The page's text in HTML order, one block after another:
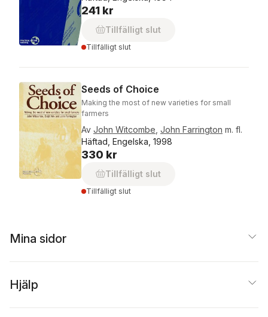
241 kr
Tillfälligt slut
Tillfälligt slut
Seeds of Choice
Making the most of new varieties for small
farmers
Av John Witcombe John Farrington m. fl.
Häftad, Engelska, 1998
330 kr
Tillfälligt slut
Tillfälligt slut
Mina sidor
Hjälp